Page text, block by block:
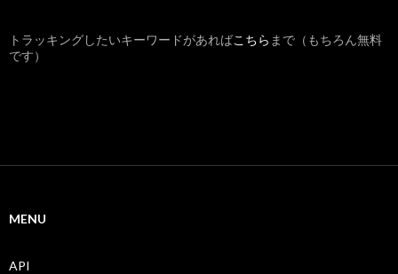
トラッキングしたいキーワードがあればこちら まで（もちろん無料
です）
MENU
API